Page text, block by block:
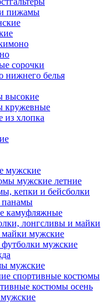
пижамы
сорочки
нижнего белья
высокие
кружевные
из хлопка
мужские
мужские летние
кепки и бейсболки
камуфляжные
лонгсливы и майки
мужские
мужские
мужские
спортивные костюмы
костюмы осень